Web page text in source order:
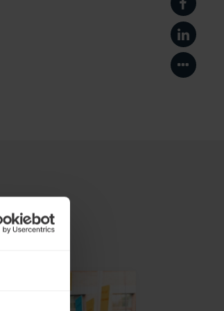
在
在
显示更